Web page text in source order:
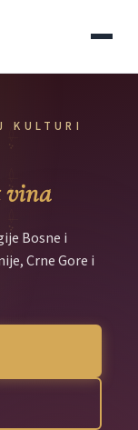
KULTURI
vina
Bosne i
Crne Gore i